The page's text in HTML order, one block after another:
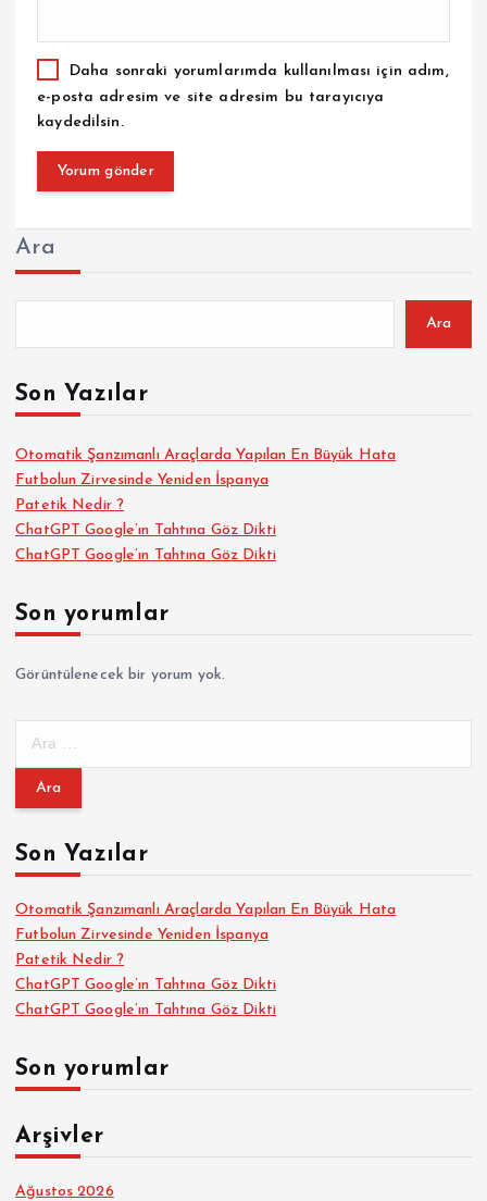
Daha sonraki yorumlarımda kullanılması için adım,
e-posta adresim ve site adresim bu tarayıcıya
kaydedilsin.
Ara
Ara
Son Yazılar
Otomatik Şanzımanlı Araçlarda Yapılan En Büyük Hata
Futbolun Zirvesinde Yeniden İspanya
Patetik Nedir ?
ChatGPT Google’ın Tahtına Göz Dikti
ChatGPT Google’ın Tahtına Göz Dikti
Son yorumlar
Görüntülenecek bir yorum yok.
m
:Son Yazılar
Otomatik Şanzımanlı Araçlarda Yapılan En Büyük Hata
Futbolun Zirvesinde Yeniden İspanya
Patetik Nedir ?
ChatGPT Google’ın Tahtına Göz Dikti
ChatGPT Google’ın Tahtına Göz Dikti
Son yorumlar
Arşivler
Ağustos 2026